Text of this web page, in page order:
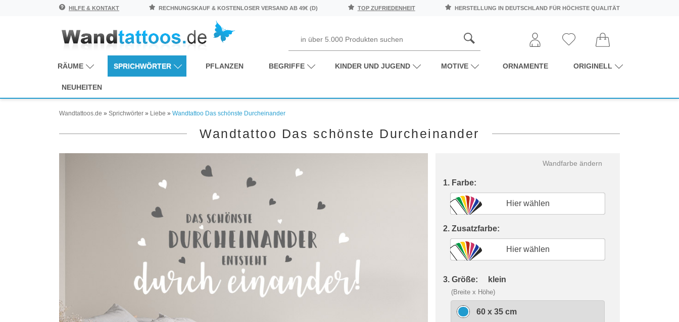
HILFE & KONTAKT RECHNUNGSKAUF & KOSTENLOSER VERSAND AB 49€ (D) TOP ZUFRIEDENHEIT HERSTELLUNG IN DEUTSCHLAND FÜR HÖCHSTE QUALITÄT
RÄUME SPRICHWÖRTER PFLANZEN BEGRIFFE KINDER UND JUGEND MOTIVE ORNAMENTE ORIGINELL
NEUHEITEN
Wandtattoos.de » Sprichwörter » Liebe » Wandtattoo Das schönste Durcheinander
Wandtattoo Das schönste Durcheinander
Wandfarbe ändern
1. Farbe:
Hier wählen
2. Zusatzfarbe:
Hier wählen
3. Größe: klein
(Breite x Höhe)
60 x 35 cm